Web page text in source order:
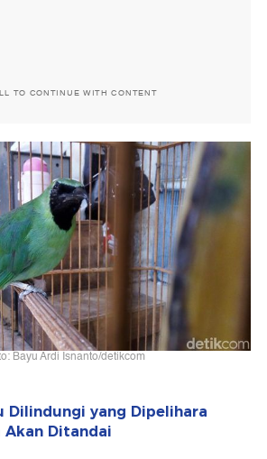
TO CONTINUE WITH CONTENT
Bayu Ardi Isnanto/detikcom
Dilindungi yang Dipelihara
Akan Ditandai